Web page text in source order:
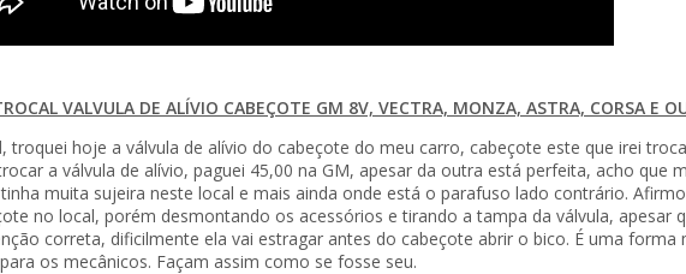
VALVULA DE ALÍVIO CABEÇOTE GM 8V, VECTRA, MONZA, ASTRA, CORSA E
troquei hoje a válvula de alívio do cabeçote do meu carro, cabeçote este que irei
a válvula de alívio, paguei 45,00 na GM, apesar da outra está perfeita, acho que
muita sujeira neste local e mais ainda onde está o parafuso lado contrário.
no local, porém desmontando os acessórios e tirando a tampa da válvula, apesar
correta, dificilmente ela vai estragar antes do cabeçote abrir o bico. É uma forma
os mecânicos. Façam assim como se fosse seu.